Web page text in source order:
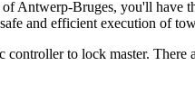
Antwerp-Bruges, you'll have
and efficient execution of
to lock master.